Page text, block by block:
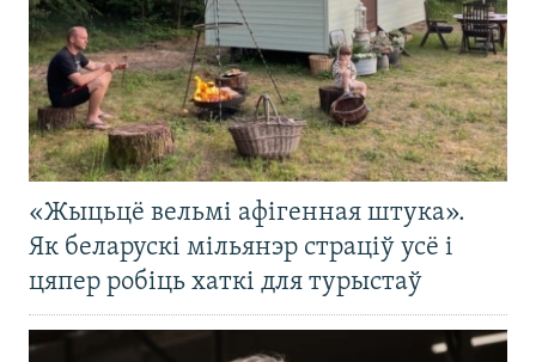
«Жыцьцё вельмі афігенная штука».
Як беларускі мільянэр страціў усё і
цяпер робіць хаткі для турыстаў